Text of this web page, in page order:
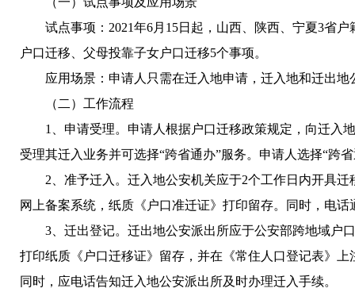
试点事项：2021年6月15日起，山西、陕西、宁夏3省
户口迁移、父母投靠子女户口迁移5个事项。
应用场景：申请人只需在迁入地申请，迁入地和迁出
（二）工作流程
1、申请受理。申请人根据户口迁移政策规定，向迁入
受理其迁入业务并可选择“跨省通办”服务。申请人选择“跨
2、准予迁入。迁入地公安机关应于2个工作日内开具
网上备案系统，纸质《户口准迁证》打印留存。同时，电
3、迁出登记。迁出地公安派出所应于公安部跨地域户
打印纸质《户口迁移证》留存，并在《常住人口登记表》
同时，应电话告知迁入地公安派出所及时办理迁入手续。